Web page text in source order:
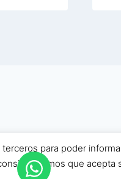
© 2026 Museo
para poder
que